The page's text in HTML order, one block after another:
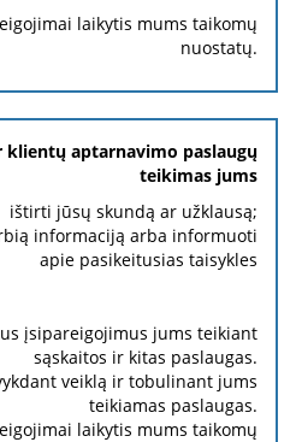
laikytis mums taikomų
nuostatų.
klientų aptarnavimo paslaugų
teikimas jums
ištirti jūsų skundą ar užklausą;
informaciją arba informuoti
apie pasikeitusias taisykles
įsipareigojimus jums teikiant
sąskaitos ir kitas paslaugas.
veiklą ir tobulinant jums
teikiamas paslaugas.
laikytis mums taikomų